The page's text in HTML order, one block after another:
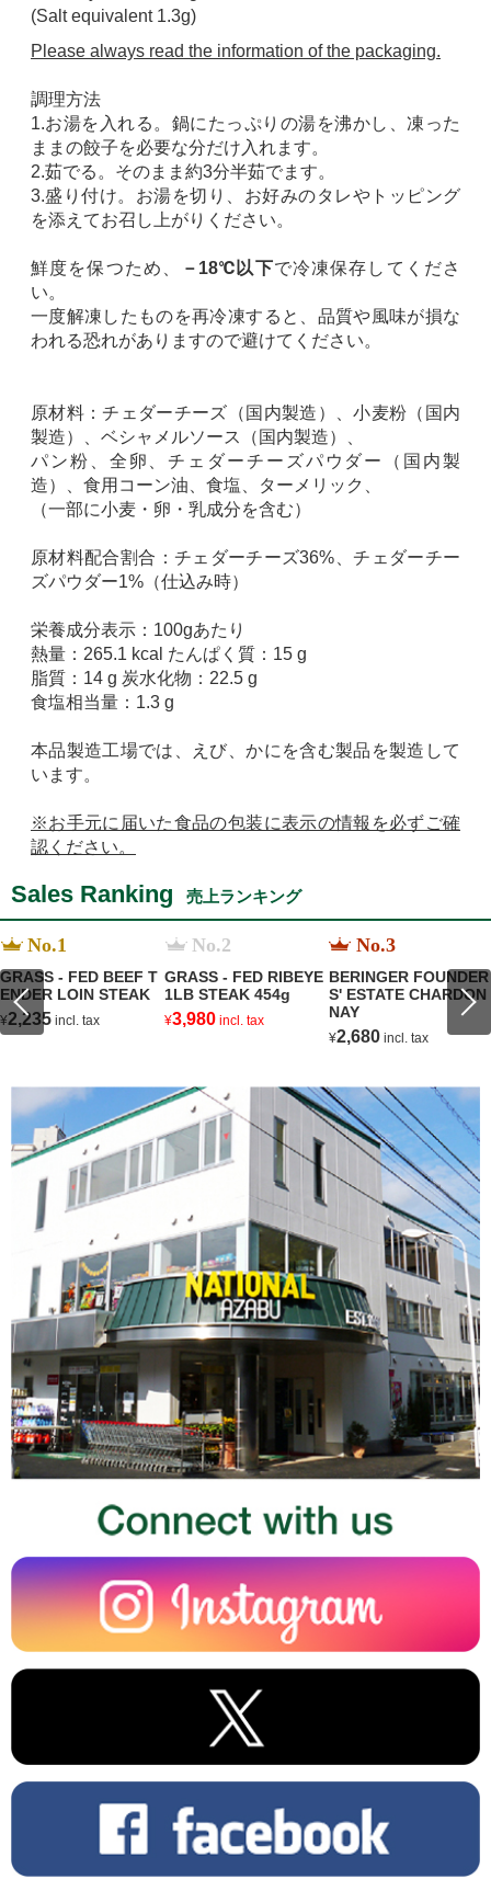
(Salt equivalent 1.3g)
Please always read the information of the packaging.
調理方法
1.お湯を入れる。 鍋にたっぷりの湯を沸かし、凍った
ままの餃子を必要な分だけ入れます。
2.茹でる。そのまま約3分半茹でます。
3.盛り付け。お湯を切り、お好みのタレやトッピング
を添えてお召し上がりください。
鮮度を保つため、 －18℃以下で冷凍保存してくださ
い。
一度解凍したものを再冷凍すると、品質や風味が損な
われる恐れがありますので避けてください。
原材料：チェダーチーズ（国内製造）、小麦粉（国内
製造）、ベシャメルソース（国内製造）、
パン粉、全卵、チェダーチーズパウダー（国内製
造）、食用コーン油、食塩、ターメリック、
（一部に小麦・卵・乳成分を含む）
原材料配合割合：チェダーチーズ36%、チェダーチー
ズパウダー1%（仕込み時）
栄養成分表示：100gあたり
熱量：265.1 kcal たんぱく質：15 g
脂質：14 g 炭水化物：22.5 g
食塩相当量：1.3 g
本品製造工場では、えび、かにを含む製品を製造して
います。
※お手元に届いた食品の包装に表示の情報を必ずご確
認ください。
Sales Ranking 売上ランキング
No.1
GRASS - FED BEEF T
ENDER LOIN STEAK
¥2,235 incl. tax
No.2
GRASS - FED RIBEYE
1LB STEAK 454g
¥3,980 incl. tax
No.3
BERINGER FOUNDER
S' ESTATE CHARDON
NAY
¥2,680 incl. tax